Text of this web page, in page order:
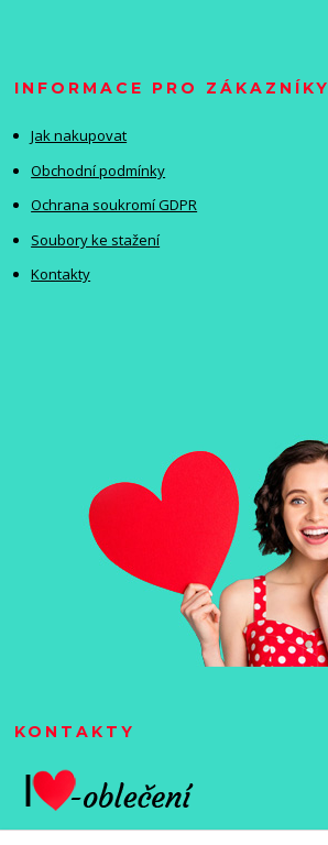
INFORMACE PRO ZÁKAZNÍKY
Jak nakupovat
Obchodní podmínky
Ochrana soukromí GDPR
Soubory ke stažení
Kontakty
KONTAKTY